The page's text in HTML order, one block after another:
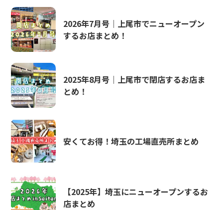
2026年7月号｜上尾市でニューオープン
するお店まとめ！
2025年8月号｜上尾市で閉店するお店ま
とめ！
安くてお得！埼玉の工場直売所まとめ
【2025年】埼玉にニューオープンするお
店まとめ